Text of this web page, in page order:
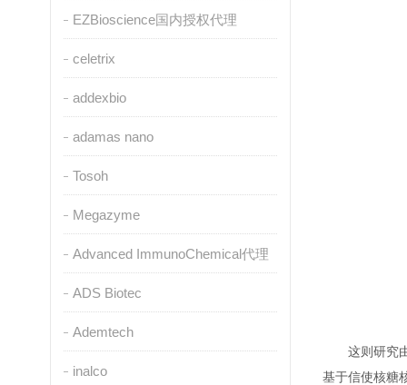
EZBioscience国内授权代理
celetrix
addexbio
adamas nano
Tosoh
Megazyme
Advanced ImmunoChemical代理
ADS Biotec
Ademtech
inalco
这则研究
基于信使核糖